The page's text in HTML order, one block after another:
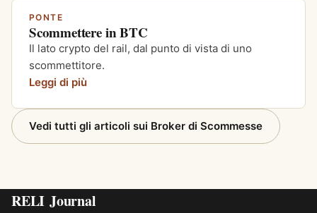
PONTE
Scommettere in BTC
Il lato crypto del rail, dal punto di vista di uno
scommettitore.
Leggi di più
Vedi tutti gli articoli sui Broker di Scommesse
RELI Journal